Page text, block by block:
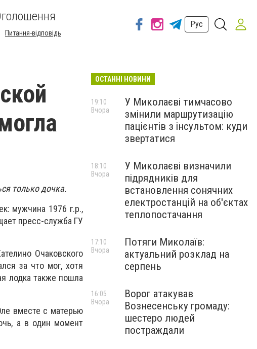
Питання-відповідь
Рус
только дочка.
мужчина 1976 г.р.,
пресс-служба ГУ
Очаковского
за что мог, хотя
лодка также пошла
вместе с матерью
а в один момент
ОСТАННІ НОВИНИ
У Миколаєві тимчасово
змінили маршрутизацію
пацієнтів з інсультом: куди
звертатися
19:10
Вчора
У Миколаєві визначили
підрядників для
встановлення сонячних
електростанцій на об'єктах
теплопостачання
18:10
Вчора
Потяги Миколаїв:
актуальний розклад на
серпень
17:10
Вчора
Ворог атакував
Вознесенську громаду:
шестеро людей
постраждали
16:05
Вчора